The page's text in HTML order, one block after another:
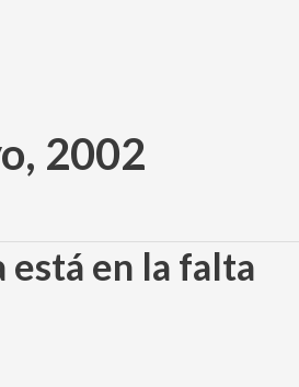
2002
está en la falta